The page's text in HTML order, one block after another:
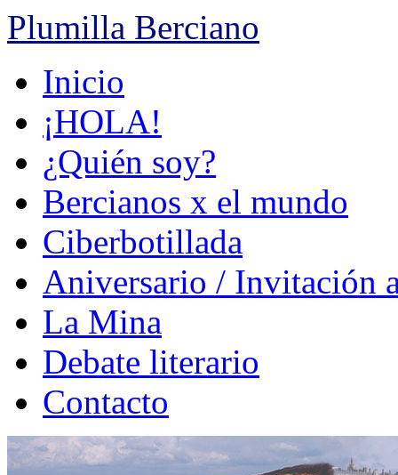
Plumilla Berciano
contenidoInicio
¡HOLA!
¿Quién soy?
Bercianos x el mundo
Ciberbotillada
Aniversario / Invitación
La Mina
Debate literario
Contacto